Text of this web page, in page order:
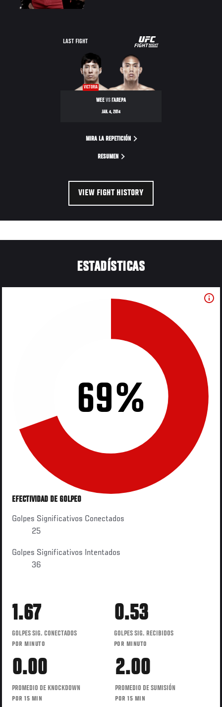
LAST FIGHT
UFC
FIGHT
NIGHT
VICTORIA
WEEVSГАЛЕРА
JAN. 4, 2014
MIRA LA REPETICIÓN
RESUMEN
VIEW FIGHT HISTORY
ESTADÍSTICAS
69%
EFECTIVIDAD DE GOLPEO
Golpes Significativos Conectados
25
Golpes Significativos Intentados
36
1.67
GOLPES SIG. CONECTADOS
POR MINUTO
0.53
GOLPES SIG. RECIBIDOS
POR MINUTO
0.00
PROMEDIO DE KNOCKDOWN
POR 15 MIN
2.00
PROMEDIO DE SUMISIÓN
POR 15 MIN